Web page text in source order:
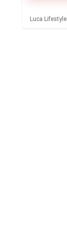
Luca Lifestyle